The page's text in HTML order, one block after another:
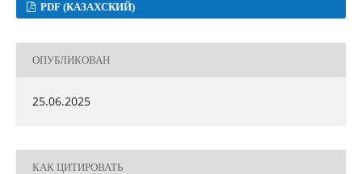
PDF (КАЗАХСКИЙ)
ОПУБЛИКОВАН
25.06.2025
КАК ЦИТИРОВАТЬ